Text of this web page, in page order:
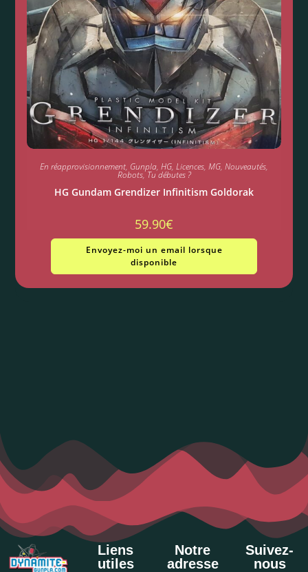
En réapprovisionnement, Gunpla, HG, Licences, MG, Nouveautés,
Robots,Tu débutes ?
HG Gundam Grendizer Infinitism Goldorak
59.90€
Envoyez-moi un email lorsque
disponible
Liens
utiles
Notre
adresse
Suivez-
nous